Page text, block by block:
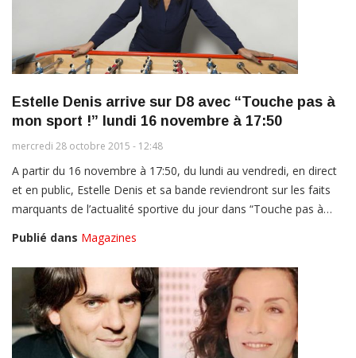
Estelle Denis arrive sur D8 avec “Touche pas à
mon sport !” lundi 16 novembre à 17:50
mercredi 28 octobre 2015 - 12:48
A partir du 16 novembre à 17:50, du lundi au vendredi, en direct
et en public, Estelle Denis et sa bande reviendront sur les faits
marquants de l’actualité sportive du jour dans “Touche pas à…
Publié dans Magazines